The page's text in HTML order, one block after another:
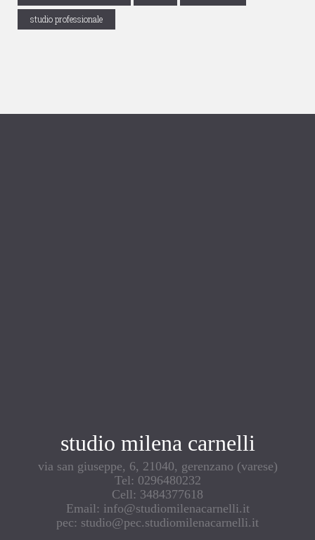
studio professionale
studio milena carnelli
via san giuseppe, 6, 21040, gerenzano (varese)
Tel: 0296480232
Cell: 3484377618
Email: info@studiomilenacarnelli.it
pec: studio@pec.studiomilenacarnelli.it